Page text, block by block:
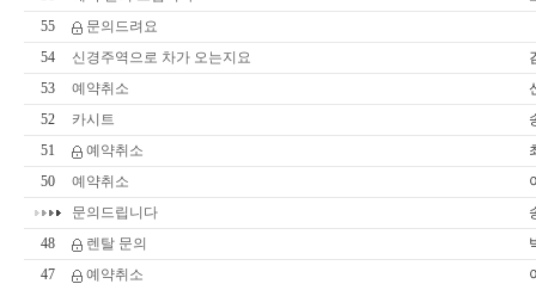
55
문의드려요
54
신경주역으로 차가 오는지요
53
예약취소
52
카시트
51
예약취소
50
예약취소
문의드립니다
48
렌탈 문의
47
예약취소